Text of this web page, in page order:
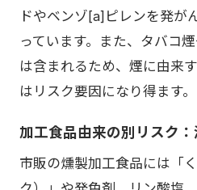
ドやベンゾ[a]ピレンを発が
っています。また、タバコ
は含まれるため、煙に由来
はリスク要因になり得ます。
加工食品由来の別リスク
市販の燻製加工食品には「